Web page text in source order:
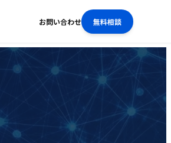
お問い合わせ 無料相談